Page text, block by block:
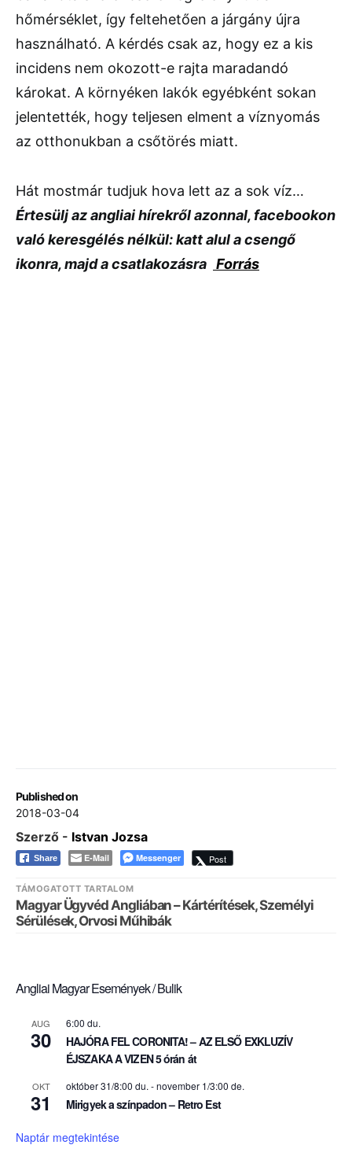
Published on
2018-03-04
hőmérséklet, így feltehetően a járgány újra
használható. A kérdés csak az, hogy ez a kis
incidens nem okozott-e rajta maradandó
károkat. A környéken lakók egyébként sokan
jelentették, hogy teljesen elment a víznyomás
az otthonukban a csőtörés miatt.
Hát mostmár tudjuk hova lett az a sok víz…
Értesülj az angliai hírekről azonnal, facebookon
való keresgélés nélkül: katt alul a csengő
ikonra, majd a csatlakozásra Forrás
Szerző - Istvan Jozsa
Share E-Mail Messenger Post
TÁMOGATOTT TARTALOM
Magyar Ügyvéd Angliában – Kártérítések, Személyi
Sérülések, Orvosi Műhibák
Angliai Magyar Események / Bulik
AUG
30
6:00 du.
HAJÓRA FEL CORONITA! – AZ ELSŐ EXKLUZÍV
ÉJSZAKA A VIZEN 5 órán át
OKT
31
október 31/8:00 du. -november 1/3:00 de.
Mirigyek a színpadon – Retro Est
Naptár megtekintése